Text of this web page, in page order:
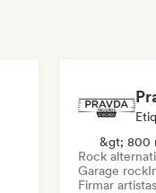
&gt; 800
Rock
Garage rock
Firmar